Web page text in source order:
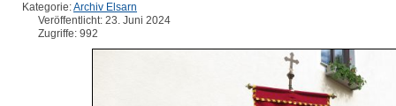
Kategorie:Archiv Elsarn
Veröffentlicht: 23. Juni 2024
Zugriffe: 992